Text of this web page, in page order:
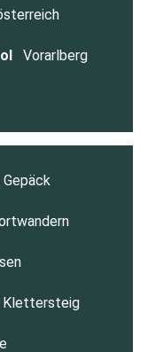
Vorarlberg
Klettersteig